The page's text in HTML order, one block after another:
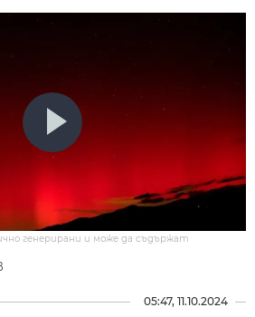
генерирани и може да съдържат
05:47, 11.10.2024